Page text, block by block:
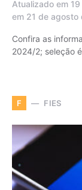
Atualizado em
em 21 de agosto
Confira as
2024/2; seleção
F FIES